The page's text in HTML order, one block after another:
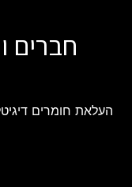
חברים
העלאת חומרים